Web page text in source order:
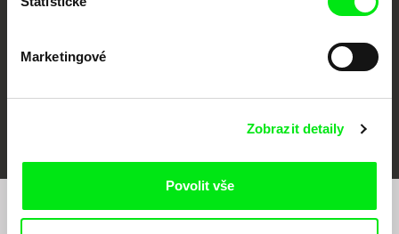
Marketingové
Zobrazit detaily
Povolit vše
Chcete být pravidelně informováni o našem